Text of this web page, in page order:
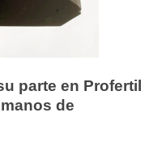
parte en Profertil
de